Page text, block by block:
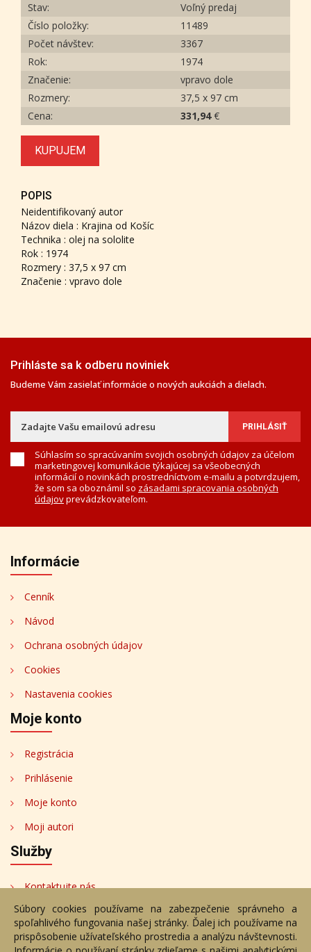
Stav:
Voľný predaj
Číslo položky:
11489
Počet návštev:
3367
Rok:
1974
Značenie:
vpravo dole
Rozmery:
37,5 x 97 cm
Cena:
331,94€
KUPUJEM
POPIS
Neidentifikovaný autor
Názov diela : Krajina od Košíc
Technika : olej na sololite
Rok : 1974
Rozmery : 37,5 x 97 cm
Značenie : vpravo dole
Prihláste sa k odberu noviniek
Budeme Vám zasielať informácie o nových aukciách a dielach.
Súhlasím so spracúvaním svojich osobných údajov za účelom
marketingovej komunikácie týkajúcej sa všeobecných
informácií o novinkách prostredníctvom e-mailu a potvrdzujem,
že som sa oboznámil so zásadami spracovania osobných
údajovprevádzkovateľom.
Informácie
Cenník
Návod
Ochrana osobných údajov
Cookies
Nastavenia cookies
Moje konto
Registrácia
Prihlásenie
Moje konto
Moji autori
Služby
Kontaktujte nás
Bezplatné poradenstvo
Adresa
Súbory cookies používame na zabezpečenie správneho a
spoľahlivého fungovania našej stránky. Ďalej ich používame na
prispôsobenie užívateľského prostredia a analýzu návštevnosti.